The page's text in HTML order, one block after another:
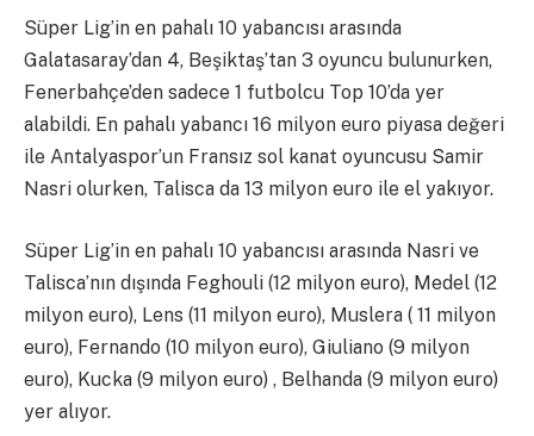
Süper Lig’in en pahalı 10 yabancısı arasında
Galatasaray’dan 4, Beşiktaş’tan 3 oyuncu bulunurken,
Fenerbahçe’den sadece 1 futbolcu Top 10’da yer
alabildi. En pahalı yabancı 16 milyon euro piyasa değeri
ile Antalyaspor’un Fransız sol kanat oyuncusu Samir
Nasri olurken, Talisca da 13 milyon euro ile el yakıyor.
Süper Lig’in en pahalı 10 yabancısı arasında Nasri ve
Talisca’nın dışında Feghouli (12 milyon euro), Medel (12
milyon euro), Lens (11 milyon euro), Muslera ( 11 milyon
euro), Fernando (10 milyon euro), Giuliano (9 milyon
euro), Kucka (9 milyon euro) , Belhanda (9 milyon euro)
yer alıyor.